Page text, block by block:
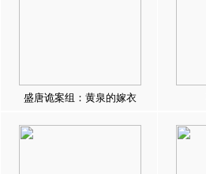
盛唐诡案组：黄泉的嫁衣